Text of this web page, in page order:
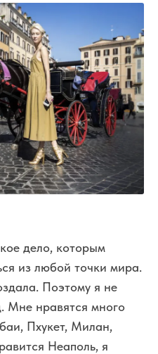
дело, которым
из любой точки мира.
Поэтому я не
Мне нравятся много
Пхукет, Милан,
Неаполь, я